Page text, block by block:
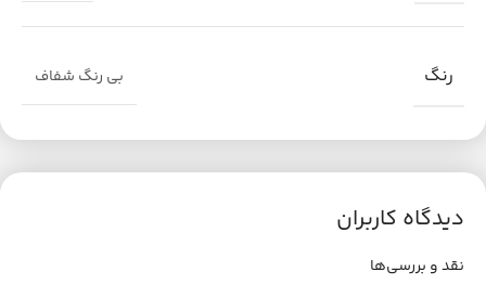
رنگ بی رنگ شفاف
دیدگاه کاربران
نقد و بررسی‌ها